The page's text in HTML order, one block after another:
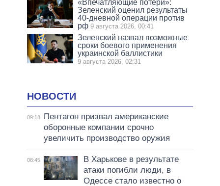
«Впечатляющие потери»:
Зеленский оценил результаты
40-дневной операции против
рф 9 августа 2026, 00:41
Зеленский назвал возможные
сроки боевого применения
украинской баллистики
9 августа 2026, 02:31
НОВОСТИ
09:18
Пентагон призвал американские
оборонные компании срочно
увеличить производство оружия
08:45
В Харькове в результате
атаки погибли люди, в
Одессе стало известно о